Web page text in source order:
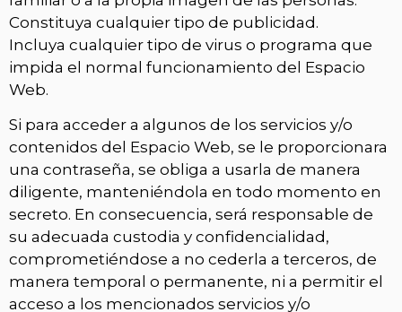
Constituya cualquier tipo de publicidad.
Incluya cualquier tipo de virus o programa que
impida el normal funcionamiento del Espacio
Web.
Si para acceder a algunos de los servicios y/o
contenidos del Espacio Web, se le proporcionara
una contraseña, se obliga a usarla de manera
diligente, manteniéndola en todo momento en
secreto. En consecuencia, será responsable de
su adecuada custodia y confidencialidad,
comprometiéndose a no cederla a terceros, de
manera temporal o permanente, ni a permitir el
acceso a los mencionados servicios y/o